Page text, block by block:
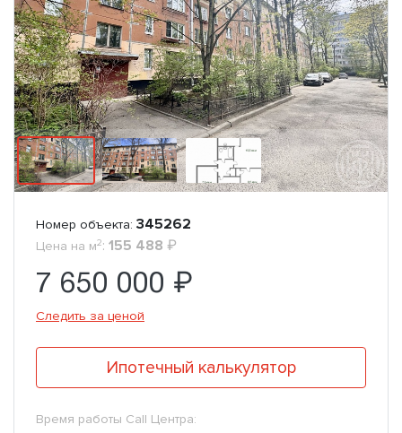
Номер объекта: 345262
Цена на м2: 155 488 ₽
7 650 000 ₽
Следить за ценой
Ипотечный калькулятор
Время работы Call Центра: